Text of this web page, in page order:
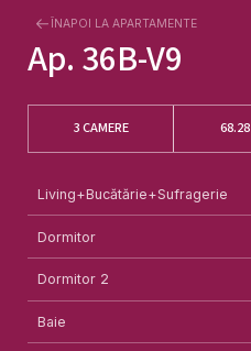
ÎNAPOI LA APARTAMENTE
Ap.36B-V9
3 CAMERE 68.28
Living+Bucătărie+Sufragerie
Dormitor
Dormitor 2
Baie